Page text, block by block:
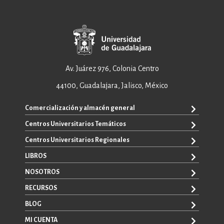
Av. Juárez 976, Colonia Centro
44100, Guadalajara, Jalisco, México
Comercialización y almacén general
+52 33 3640 6326
+52 33 3640 4595
ventas@editorial.udg.mx
WhatsApp: +52 33 1433 6869
Centros Universitarios Temáticos
CUAAD
CUCEA
CUCBA
CUCEI
CUCSH
Centros Universitarios Regionales
CUALTOS
CUCHAPALA
CUCOSTA
CUCSUR
CUGDL
LIBROS
TODOS LOS LIBROS
E-BOOKS
CATÁLOGOS
NOSOTROS
SOBRE NOSOTROS
CONTACTO
RECURSOS
PROMOCIONALES
CONVOCATORIAS
BLOG
LA VENTANA ROJA
MI CUENTA